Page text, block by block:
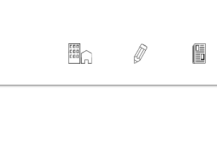
Navigation
überspringen